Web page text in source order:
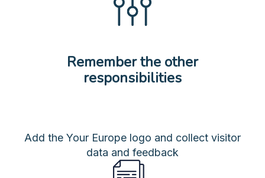
Remember the other
responsibilities
Add the Your Europe logo and collect visitor
data and feedback